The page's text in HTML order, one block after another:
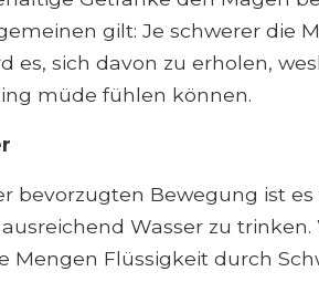
gilt: Je schwerer die
es, sich davon zu erholen,
müde fühlen können.
bevorzugten Bewegung ist es
Wasser zu trinken.
Mengen Flüssigkeit durch